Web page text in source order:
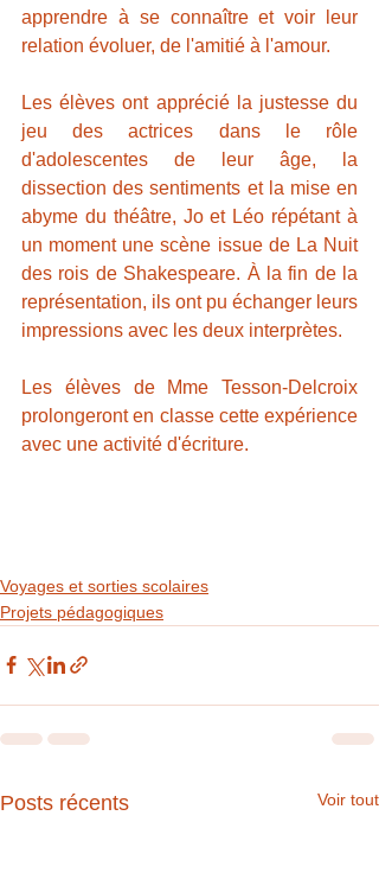
apprendre à se connaître et voir leur
relation évoluer, de l'amitié à l'amour.
Les élèves ont apprécié la justesse du
jeu des actrices dans le rôle
d'adolescentes de leur âge, la
dissection des sentiments et la mise en
abyme du théâtre, Jo et Léo répétant à
un moment une scène issue de La Nuit
des rois de Shakespeare. À la fin de la
représentation, ils ont pu échanger leurs
impressions avec les deux interprètes.
Les élèves de Mme Tesson-Delcroix
prolongeront en classe cette expérience
avec une activité d'écriture.
Voyages et sorties scolaires
Projets pédagogiques
Posts récents Voir tout